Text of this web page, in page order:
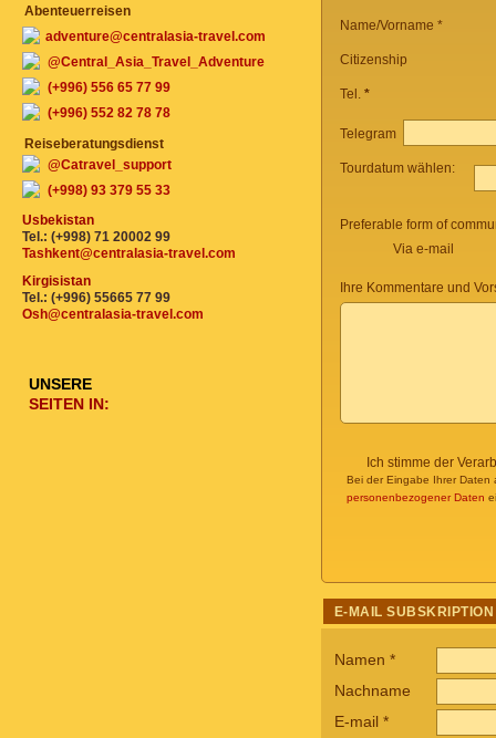
Name/Vorname *
Citizenship
Tel. *
Telegram
Tourdatum wählen:
Preferable form of
Via e-mail
Ihre Kommentare und
Ich stimme der
Bei der Eingabe Ihrer Daten
personenbezogener Daten
E-MAIL SUBSKRIPTION
Namen *
Nachname
E-mail *
Abenteuerreisen
adventure@centralasia-travel.com
@Central_Asia_Travel_Adventure
(+996) 556 65 77 99
(+996) 552 82 78 78
Reiseberatungsdienst
@Catravel_support
(+998) 93 379 55 33
Usbekistan
Tel.: (+998) 71 20002 99
Tashkent@centralasia-travel.com
Kirgisistan
Tel.: (+996) 55665 77 99
Osh@centralasia-travel.com
UNSERE
SEITEN IN: